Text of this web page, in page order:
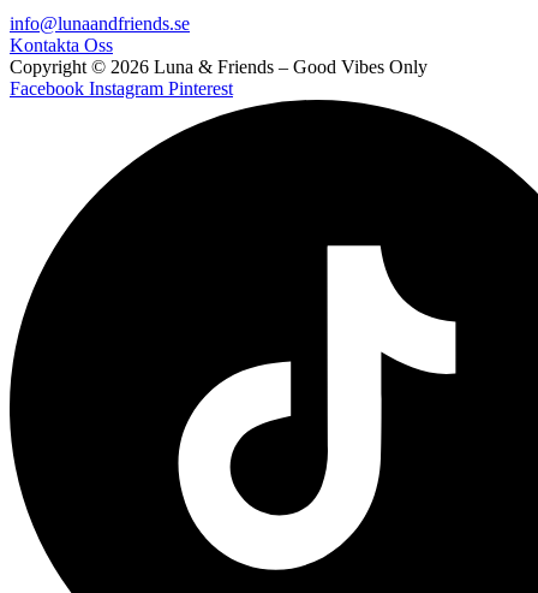
info@lunaandfriends.se
Kontakta Oss
Copyright © 2026 Luna & Friends – Good Vibes Only
Facebook Instagram Pinterest